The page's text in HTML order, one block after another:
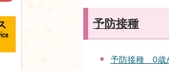
予防接種
予防接種 0歳